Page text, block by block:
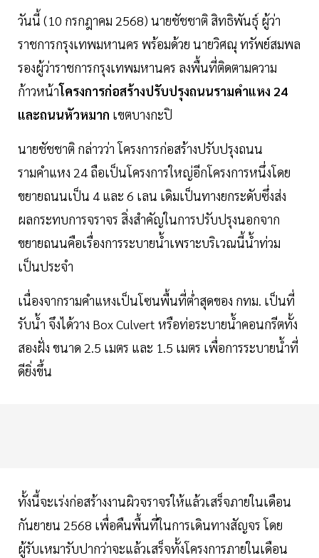
วันนี้ (10 กรกฎาคม 2568) นายชัชชาติ สิทธิพันธุ์ ผู้ว่า
ราชการกรุงเทพมหานคร พร้อมด้วย นายวิศณุ ทรัพย์สมพล
รองผู้ว่าราชการกรุงเทพมหานคร ลงพื้นที่ติดตามความ
ก้าวหน้าโครงการก่อสร้างปรับปรุงถนนรามคำแหง 24
และถนนหัวหมาก เขตบางกะปิ
นายชัชชาติ กล่าวว่า โครงการก่อสร้างปรับปรุงถนน
รามคำแหง 24 ถือเป็นโครงการใหญ่อีกโครงการหนึ่งโดย
ขยายถนนเป็น 4 และ 6 เลน เดิมเป็นทางยกระดับซึ่งส่ง
ผลกระทบการจราจร สิ่งสำคัญในการปรับปรุงนอกจาก
ขยายถนนคือเรื่องการระบายน้ำเพราะบริเวณนี้น้ำท่วม
เป็นประจำ
เนื่องจากรามคำแหงเป็นโซนพื้นที่ต่ำสุดของ กทม. เป็นที่
รับน้ำ จึงได้วาง Box Culvert หรือท่อระบายน้ำคอนกรีตทั้ง
สองฝั่ง ขนาด 2.5 เมตร และ 1.5 เมตร เพื่อการระบายน้ำที่
ดียิ่งขึ้น
ทั้งนี้จะเร่งก่อสร้างงานผิวจราจรให้แล้วเสร็จภายในเดือน
กันยายน 2568 เพื่อคืนพื้นที่ในการเดินทางสัญจร โดย
ผู้รับเหมารับปากว่าจะแล้วเสร็จทั้งโครงการภายในเดือน